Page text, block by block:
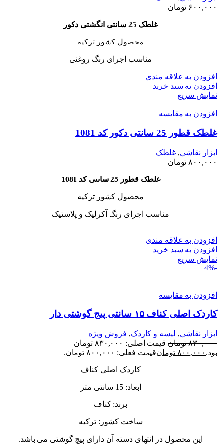
۶۰۰,۰۰۰ تومان
غلطک 25 سانتی انگشتی دکور
محصول کشور ترکیه
مناسب اجرای رنگ روغنی
افزودن به علاقه مندی
افزودن به سبد خرید
نمایش سریع
افزودن به مقایسه
غلطک قطور 25 سانتی دکور کد 1081
ابزار نقاشی, غلطک
۸۰۰,۰۰۰ تومان
غلطک قطور 25 سانتی کد 1081
محصول کشور ترکیه
مناسب اجرای رنگ آکرلیک و پلاستیک
افزودن به علاقه مندی
افزودن به سبد خرید
نمایش سریع
-4%
افزودن به مقایسه
کاردک اصلی کناف ۱۵ سانتی پیج گوشتی دار
ابزار نقاشی, لیسه و کاردک, فروش ویژه
۸۳۰,۰۰۰ تومان
قیمت اصلی: ۸۳۰,۰۰۰ تومان
بود. ۸۰۰,۰۰۰ تومانقیمت فعلی: ۸۰۰,۰۰۰ تومان.
کاردک اصلی کناف
ابعاد: 15 سانتی متر
برند: کناف
ساخت کشور: ترکیه
این محصول در انتهای دسته آن دارای پیچ گوشتی می باشد.